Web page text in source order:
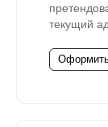
текущий